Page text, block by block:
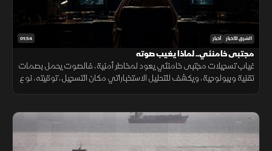
01:54 الشرق للأخبار أخبار
مجتبى خامنئي.. لماذا يغيب صوته
غياب تسجيلات مجتبى خامنئي يعود لمخاطر أمنية، فالصوت يحمل بصمات
تقنية وبيولوجية، ويكشف للتحليل الاستخباراتي مكان التسجيل، توقيته، نوع